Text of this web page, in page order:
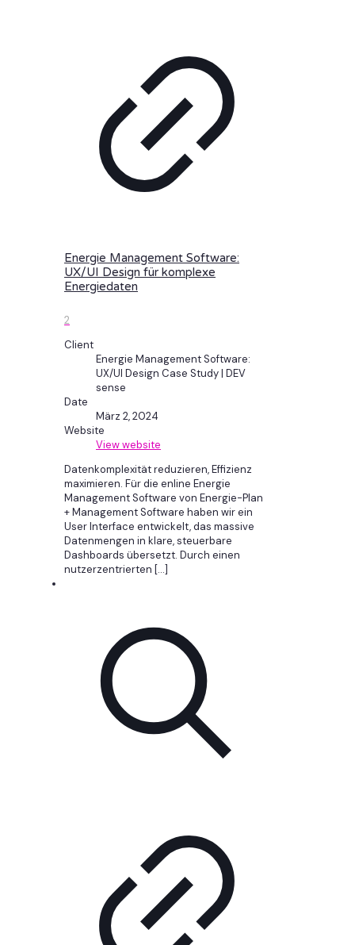
Energie Management Software:
UX/UI Design für komplexe
Energiedaten
2
Client
Energie Management Software:
UX/UI Design Case Study | DEV
sense
Date
März 2, 2024
Website
View website
Datenkomplexität reduzieren, Effizienz
maximieren. Für die enline Energie
Management Software von Energie-Plan
+ Management Software haben wir ein
User Interface entwickelt, das massive
Datenmengen in klare, steuerbare
Dashboards übersetzt. Durch einen
nutzerzentrierten […]